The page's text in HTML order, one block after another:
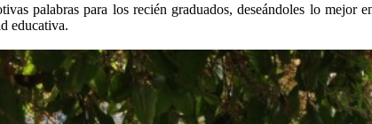
palabras para los recién graduados, deseándoles lo
educativa.